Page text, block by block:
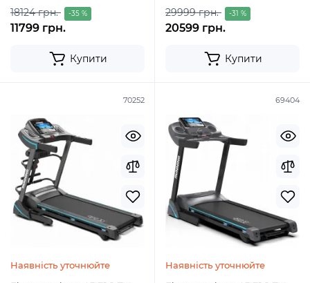
18124 грн. -35 %
11799 грн.
Купити
29999 грн. -31 %
20599 грн.
Купити
70252
Наявність уточнюйте
69404
Наявність уточнюйте